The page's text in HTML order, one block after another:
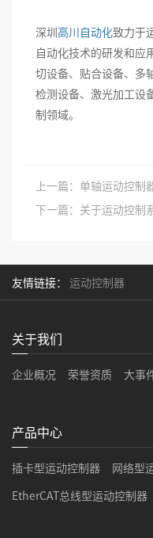
深圳高川自动化致力于
自动化技术的研发和应
切设备、贴合设备、多
检测设备、激光加工设
制领域。
上一篇： 单轴运动控制
下一篇： 关于运动控制
友情链接： 运动控制器
关于我们
企业概况 荣誉资质 大事
产品中心
插卡型运动控制器
网络型
EtherCAT总线型运动控制器